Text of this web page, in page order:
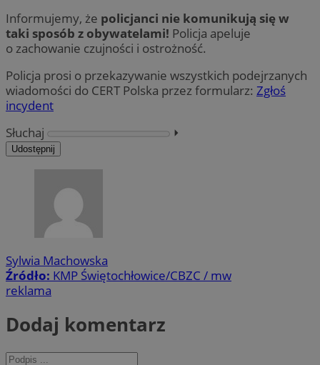
Informujemy, że policjanci nie komunikują się w
taki sposób z obywatelami! Policja apeluje
o zachowanie czujności i ostrożność.
Policja prosi o przekazywanie wszystkich podejrzanych
wiadomości do CERT Polska przez formularz: Zgłoś
incydent
Słuchaj
⏵︎
Udostępnij
Sylwia Machowska
Źródło: KMP Świętochłowice/CBZC / mw
reklama
Dodaj komentarz